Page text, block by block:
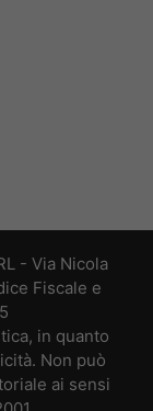
- Via Nicola
Fiscale e
in quanto
Non può
ai sensi